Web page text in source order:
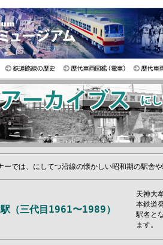
ーでは、にしてつ沿線の懐かしい昭和期の駅舎
（三代目1961〜1989）
天神大
本鉄道
駅名と
ます。